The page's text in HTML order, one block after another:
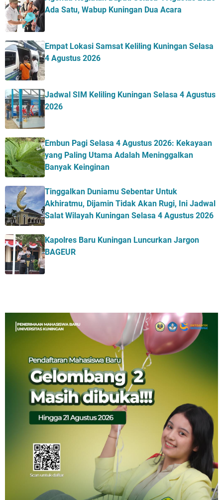
Ada Satu, Wabup Kuningan Dua Acara
Empat Lokasi Samsat Keliling Kuningan Selasa
4 Agustus 2026
Jadwal SIM Keliling Kuningan Selasa 4 Agustus
2026
Embun Pagi Selasa 4 Agustus 2026: Kekayaan
yang Paling Utama Adalah Meninggalkan
Banyak Keinginan
Tinggalkan Duniamu Sebentar Untuk
Akhiratmu, Dijamin Tidak Akan Rugi, Ini Jadwal
Salat Wilayah Kuningan Selasa 4 Agustus 2026
Kapolres Baru Kuningan Luncurkan Jargon
BAGEUR